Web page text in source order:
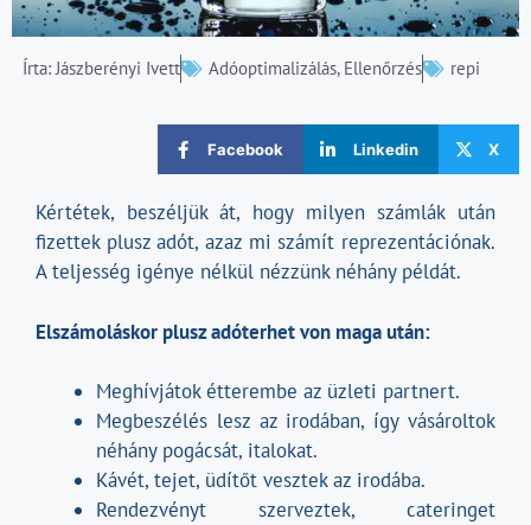
Írta:Jászberényi Ivett Adóoptimalizálás, Ellenőrzés repi
Facebook Linkedin X
Kértétek, beszéljük át, hogy milyen számlák után
fizettek plusz adót, azaz mi számít reprezentációnak.
A teljesség igénye nélkül nézzünk néhány példát.
Elszámoláskor plusz adóterhet von maga után:
Meghívjátok étterembe az üzleti partnert.
Megbeszélés lesz az irodában, így vásároltok
néhány pogácsát, italokat.
Kávét, tejet, üdítőt vesztek az irodába.
Rendezvényt szerveztek, cateringet